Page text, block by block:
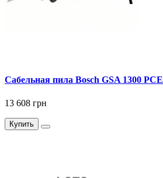
Сабельная пила Bosch GSA 1300 PCE
13 608 грн
Купить